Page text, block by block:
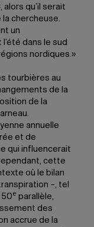
alors qu’il serait
la chercheuse.
un
dans le sud
nordiques.»
tourbières au
de la
de la
annuelle
et de
qui influencerait
cette
où le bilan
–, tel
50 e parallèle,
des
accrue de la